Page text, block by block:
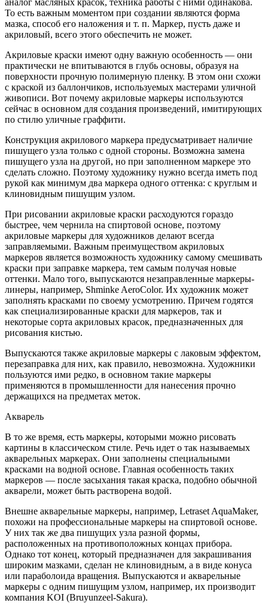
То есть важным моментом при создании являются форма
мазка, способ его наложения и т. п. Маркер, пусть даже и
акриловый, всего этого обеспечить не может.
Акриловые краски имеют одну важную особенность — они
практически не впитываются в глубь основы, образуя на
поверхности прочную полимерную пленку. В этом они схожи
с краской из баллончиков, используемых мастерами уличной
живописи. Вот почему акриловые маркеры используются
сейчас в основном для создания произведений, имитирующих
по стилю уличные граффити.
Конструкция акрилового маркера предусматривает наличие
пишущего узла только с одной стороны. Возможна замена
пишущего узла на другой, но при заполненном маркере это
сделать сложно. Поэтому художнику нужно всегда иметь под
рукой как минимум два маркера одного оттенка: с круглым и
клиновидным пишущим узлом.
При рисовании акриловые краски расходуются гораздо
быстрее, чем чернила на спиртовой основе, поэтому
акриловые маркеры для художников делают всегда
заправляемыми. Важным преимуществом акриловых
маркеров является возможность художнику самому смешивать
краски при заправке маркера, тем самым получая новые
оттенки. Мало того, выпускаются незаправленные маркеры-
линеры, например, Shminke AeroColor. Их художник может
заполнять красками по своему усмотрению. Причем годятся
как специализированные краски для маркеров, так и
некоторые сорта акриловых красок, предназначенных для
рисования кистью.
Выпускаются также акриловые маркеры с лаковым эффектом,
перезаправка для них, как правило, невозможна. Художники
пользуются ими редко, в основном такие маркеры
применяются в промышленности для нанесения прочно
держащихся на предметах меток.
Акварель
В то же время, есть маркеры, которыми можно рисовать
картины в классическом стиле. Речь идет о так называемых
акварельных маркерах. Они заполнены специальными
красками на водной основе. Главная особенность таких
маркеров — после засыхания такая краска, подобно обычной
акварели, может быть растворена водой.
Внешне акварельные маркеры, например, Letraset AquaMaker,
похожи на профессиональные маркеры на спиртовой основе.
У них так же два пишущих узла разной формы,
расположенных на противоположных концах прибора.
Однако тот конец, который предназначен для закрашивания
широким мазками, сделан не клиновидным, а в виде конуса
или параболоида вращения. Выпускаются и акварельные
маркеры с одним пишущим узлом, например, их производит
компания KOI (Bruyunzeel-Sakura).